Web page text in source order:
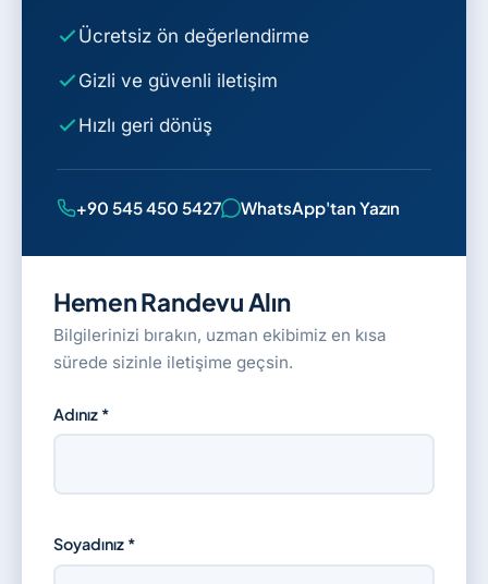
Ücretsiz ön değerlendirme
Gizli ve güvenli iletişim
Hızlı geri dönüş
+90 545 450 5427 WhatsApp'tan Yazın
Hemen Randevu Alın
Bilgilerinizi bırakın, uzman ekibimiz en kısa
sürede sizinle iletişime geçsin.
Adınız *
Soyadınız *